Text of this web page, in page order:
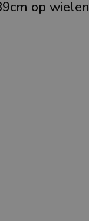
op wielen